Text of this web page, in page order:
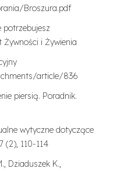
Broszura.pdf
potrzebujesz
i Żywienia
article/836
piersią. Poradnik.
wytyczne dotyczące
(2), 110-114
Dziaduszek K.,